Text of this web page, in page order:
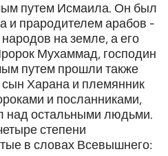
путем Исмаила. Он был
и прародителем арабов -
на земле, а его
Мухаммад, господин
путем прошли также
Харана и племянник
и посланниками,
над остальными людьми.
степени
в словах Всевышнего: